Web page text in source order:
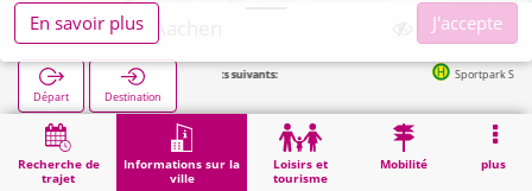
Recherche de
trajet
Informations sur la
ville
Loisirs et
tourisme
Mobilité plus
Finanzamt Aachen
Départ Destination
Arrêts suivants: Sportpark Soers in 95m
Démarrage Informations sur la ville Administration Finanzamt Aachen
En savoir plus
J'accepte